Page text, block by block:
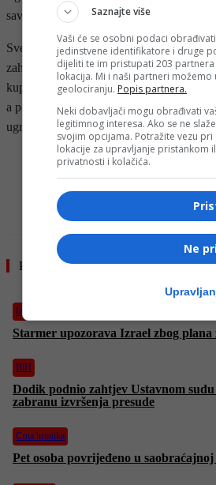
savršenih, naročito kod starijih vozila.
Sve ukazuje da je problem prevare s
zahtijeva strože regulative,
kupaca. Do tada, milijarde eura godišnje
a povjerenje i sigurnost na tržištu
ugroženi.
- OGLAS -
Pročitajte još
Izdvojeno
Starmer upozorava Izrael zbog plana
BiH
Dodik podnio zahtjev Ustavnom
zabranu izvršenja presude
Crna hronika
Pet osoba povrijeđeno u
Saznajte više
Vaši će se osobni podaci
jedinstvene identifikatore i druge
dijeliti te im pristupati 203
lokacija. Mi i naši partneri
geolociranju. Popis partnera.
Neki dobavljači mogu obrađivati
legitimnog interesa. Ako se ne
svojim opcijama. Potražite vezu
lokacije za upravljanje pristankom
privatnosti i kolačića.
Ne